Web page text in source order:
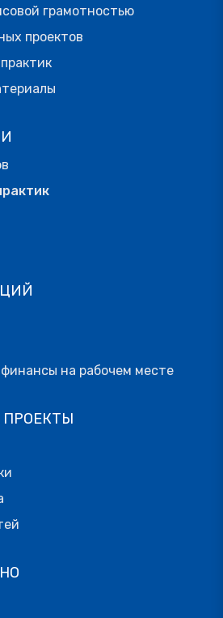
грамотностью
проектов
на рабочем месте